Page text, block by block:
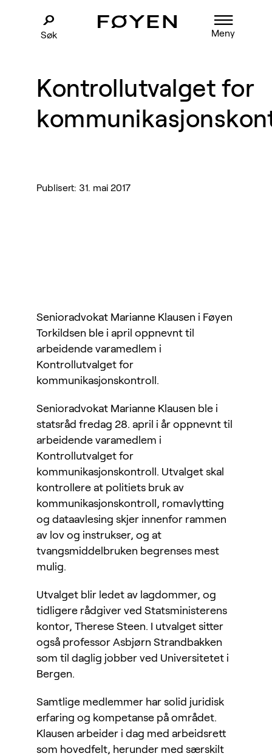
Søk Meny
Kontrollutvalget for
Publisert: 31. mai 2017
Senioradvokat Marianne Klausen i Føyen
Torkildsen ble i april oppnevnt til
arbeidende varamedlem i
Kontrollutvalget for
kommunikasjonskontroll.
Senioradvokat Marianne Klausen ble i
statsråd fredag 28. april i år oppnevnt til
arbeidende varamedlem i
Kontrollutvalget for
kommunikasjonskontroll. Utvalget skal
kontrollere at politiets bruk av
kommunikasjonskontroll, romavlytting
og dataavlesing skjer innenfor rammen
av lov og instrukser, og at
tvangsmiddelbruken begrenses mest
mulig.
Utvalget blir ledet av lagdommer, og
tidligere rådgiver ved Statsministerens
kontor, Therese Steen. I utvalget sitter
også professor Asbjørn Strandbakken
som til daglig jobber ved Universitetet i
Bergen.
Samtlige medlemmer har solid juridisk
erfaring og kompetanse på området.
Klausen arbeider i dag med arbeidsrett
som hovedfelt, herunder med særskilt